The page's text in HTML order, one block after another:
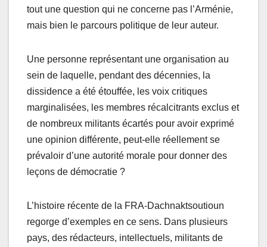
tout une question qui ne concerne pas l’Arménie,
mais bien le parcours politique de leur auteur.
Une personne représentant une organisation au
sein de laquelle, pendant des décennies, la
dissidence a été étouffée, les voix critiques
marginalisées, les membres récalcitrants exclus et
de nombreux militants écartés pour avoir exprimé
une opinion différente, peut-elle réellement se
prévaloir d’une autorité morale pour donner des
leçons de démocratie ?
L’histoire récente de la FRA-Dachnaktsoutioun
regorge d’exemples en ce sens. Dans plusieurs
pays, des rédacteurs, intellectuels, militants de